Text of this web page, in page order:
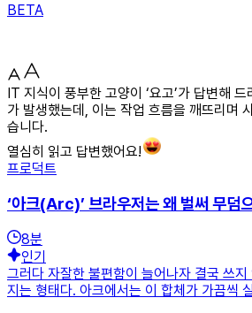
BETA
IT 지식이 풍부한 고양이 ‘요고’가 답변해
가 발생했는데, 이는 작업 흐름을 깨뜨리며
습니다.
열심히 읽고 답변했어요!
프로덕트
‘아크(Arc)’ 브라우저는 왜 벌써 무덤
8분
인기
그러다 자잘한 불편함이 늘어나자 결국 쓰
지는 형태다. 아크에서는 이 합체가 가끔씩